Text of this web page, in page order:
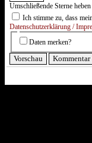
Umschließende Sterne
Ich stimme zu, dass
Datenschutzerklärung /
Daten merken?